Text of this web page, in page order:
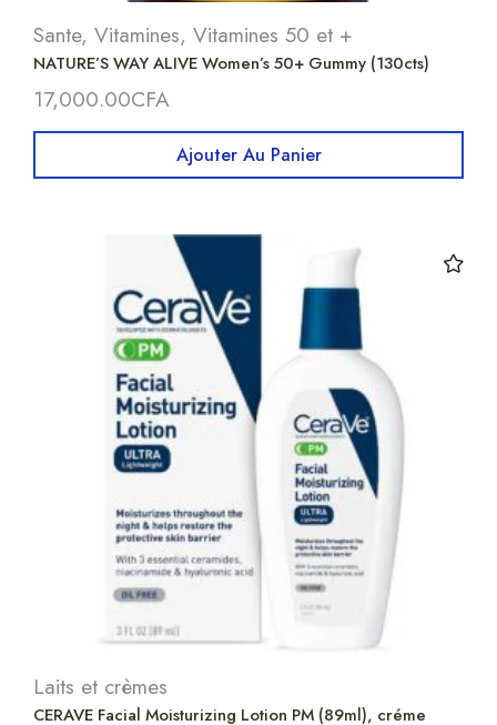
Sante, Vitamines, Vitamines 50 et +
NATURE’S WAY ALIVE Women’s 50+ Gummy (130cts)
17,000.00CFA
Ajouter Au Panier
Laits et crèmes
CERAVE Facial Moisturizing Lotion PM (89ml), créme